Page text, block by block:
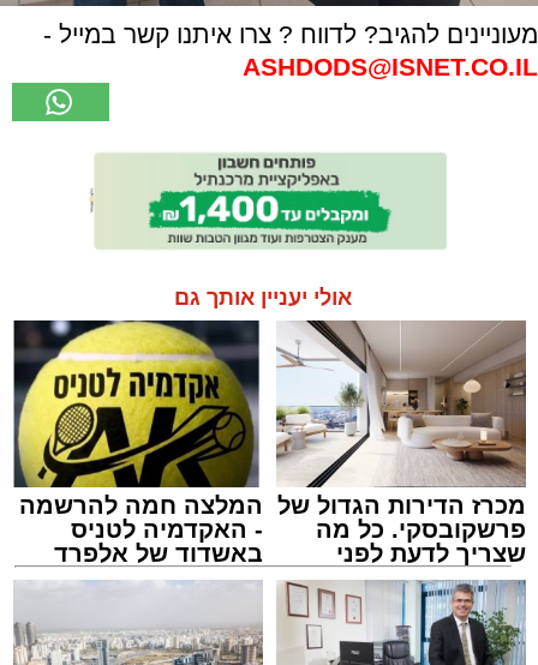
מעוניינים להגיב? לדווח ? צרו איתנו קשר במייל -
ASHDODS@ISNET.CO.IL
אולי יעניין אותך גם
מכרז הדירות הגדול של
פרשקובסקי. כל מה
שצריך לדעת לפני
שמגישים הצעה לדירה
באשדוד
המלצה חמה להרשמה
- האקדמיה לטניס
באשדוד של אלפרד
קריאולנסקי - לילדים